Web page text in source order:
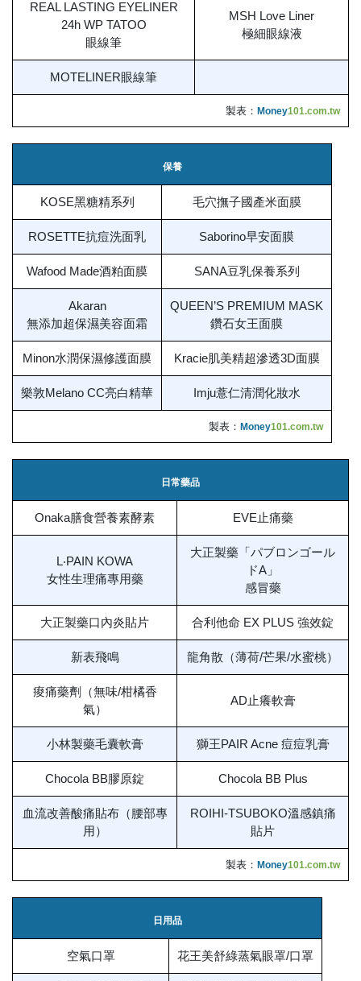
REAL LASTING EYELINER
24h WP TATOO
眼線筆
MSH Love Liner
極細眼線液
MOTELINER眼線筆
製表： Money101.com.tw
保養
KOSE黑糖精系列 毛穴撫子國產米面膜
ROSETTE抗痘洗面乳 Saborino早安面膜
Wafood Made酒粕面膜 SANA豆乳保養系列
Akaran
無添加超保濕美容面霜
QUEEN’S PREMIUM MASK
鑽石女王面膜
Minon水潤保濕修護面膜 Kracie肌美精超滲透3D面膜
樂敦Melano CC亮白精華 Imju薏仁清潤化妝水
製表： Money101.com.tw
日常藥品
Onaka膳食營養素酵素 EVE止痛藥
L‧PAIN KOWA
女性生理痛專用藥
大正製藥「パブロンゴール
ドA」
感冒藥
大正製藥口內炎貼片 合利他命 EX PLUS 強效錠
新表飛鳴 龍角散（薄荷/芒果/水蜜桃）
痠痛藥劑（無味/柑橘香
氣）
AD止癢軟膏
小林製藥毛囊軟膏 獅王PAIR Acne 痘痘乳膏
Chocola BB膠原錠 Chocola BB Plus
血流改善酸痛貼布（腰部專
用）
ROIHI-TSUBOKO溫感鎮痛
貼片
製表： Money101.com.tw
日用品
空氣口罩 花王美舒綠蒸氣眼罩/口罩